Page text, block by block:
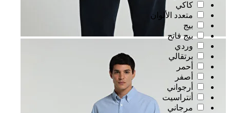
كاكي
متعدد الألوان
بيج
بيج فاتح
وردي
برتقالي
أحمر
أصفر
أرجواني
أنتراسيت
مرجاني